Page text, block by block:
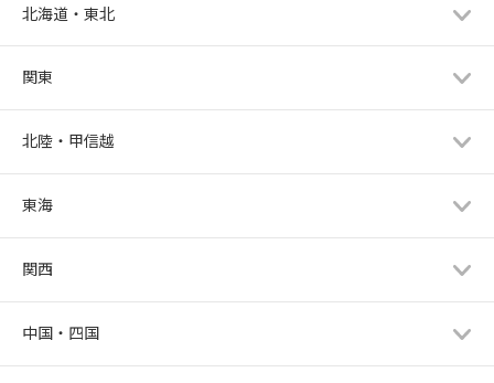
北海道・東北
関東
北陸・甲信越
東海
関西
中国・四国